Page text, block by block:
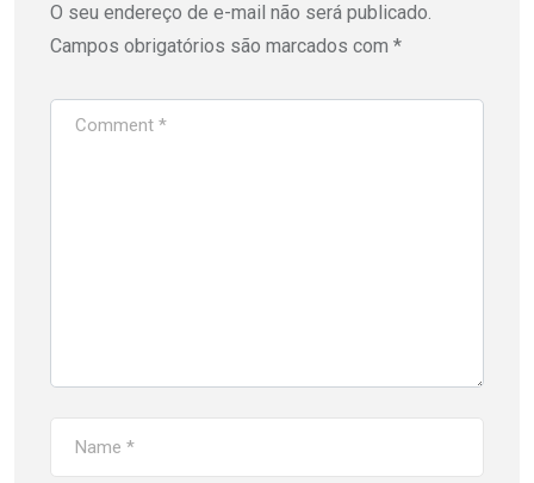
O seu endereço de e-mail não será publicado.
Campos obrigatórios são marcados com *